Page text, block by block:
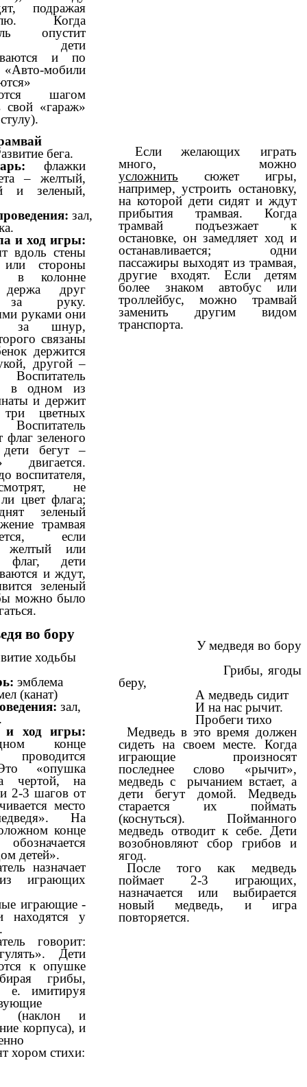
подражая
Когда
опустит
дети
и по
мобили
шагом
«гараж»
бега.
флажки
– желтый,
и зеленый,
зал,
и ход игры:
вдоль стены
стороны
в колонне
держа друг
за руку.
руками они
за шнур,
связаны
держится
другой –
в одном из
и держит
цветных
флаг зеленого
бегут –
двигается.
воспитателя,
не
цвет флага;
зеленый
трамвая
если
желтый или
флаг, дети
и ждут,
зеленый
можно было
Если желающих играть
много, можно
усложнить сюжет игры,
например, устроить остановку,
на которой дети сидят и ждут
прибытия трамвая. Когда
трамвай подъезжает к
остановке, он замедляет ход и
останавливается; одни
пассажиры выходят из трамвая,
другие входят. Если детям
более знаком автобус или
троллейбус, можно трамвай
заменить другим видом
транспорта.
во бору
ходьбы
эмблема
(канат)
зал,
и ход игры:
конце
проводится
«опушка
чертой, на
2-3 шагов от
место
На
конце
детей».
назначает
играющих
играющие -
находятся у
говорит:
Дети
к опушке
грибы,
е. имитируя
(наклон и
корпуса), и
хором стихи:
У медведя во бору
Грибы, ягоды
беру,
А медведь сидит
И на нас рычит.
Пробеги тихо
Медведь в это время должен
сидеть на своем месте. Когда
играющие произносят
последнее слово «рычит»,
медведь с рычанием встает, а
дети бегут домой. Медведь
старается их поймать
(коснуться). Пойманного
медведь отводит к себе. Дети
возобновляют сбор грибов и
ягод.
После того как медведь
поймает 2-3 играющих,
назначается или выбирается
новый медведь, и игра
повторяется.